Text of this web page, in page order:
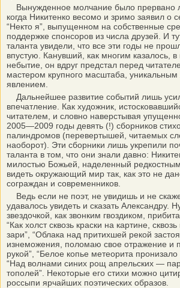
Вынужденное молчание было прервано
когда Никитенко весомо и зримо заявил о
“Некто я”, выпущенном на собственные
поддержке спонсоров из числа друзей. И
таланта увидели, что все эти годы не
впустую. Канувший, как многим казалось, в
небытие, он вдруг предстал перед
мастером крупного масштаба,
явлением.
Дальнейшее развитие событий лишь
впечатление. Как художник,
читателем, и словно наверстывая
2005—2009 годы девять (!) сборников
палиндромов (перевертышей, читаемых
наоборот). Эти сборники лишь укрепили
таланта в том, что они знали давно:
милостью Божьей, наделенный
видеть окружающий мир так, как это не
сограждан и современников.
Ведь если не поэт, не увидишь и не
удавалось увидеть и сказать Александру.
звездочкой, как звонким гвоздиком,
“Как холст сквозь краски на картине,
зари”, “Облака над притихшей рекой
изнеможения, поломаю свое отражение и
рукой”, “Белое копье метеорита пронизало
“Над волнами синих рощ апрельских —
тополей”. Некоторые его стихи можно
россыпи ярчайших поэтических образов.